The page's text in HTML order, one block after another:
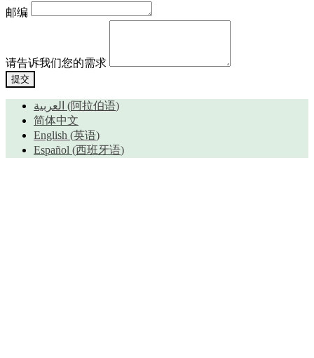
邮编
请告诉我们您的需求
提交
العربية (阿拉伯语)
简体中文
English (英语)
Español (西班牙语)